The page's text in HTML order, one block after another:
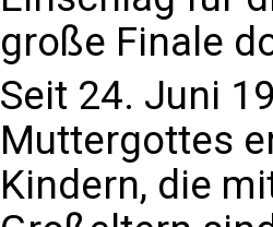
große Finale
Seit 24. Juni
Muttergottes
Kindern, die